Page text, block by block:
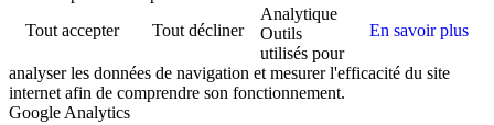
Tout accepter
Tout décliner En savoir plus
Analytique
Outils
utilisés pour
analyser les données de navigation et mesurer l'efficacité du site
internet afin de comprendre son fonctionnement.
Google Analytics